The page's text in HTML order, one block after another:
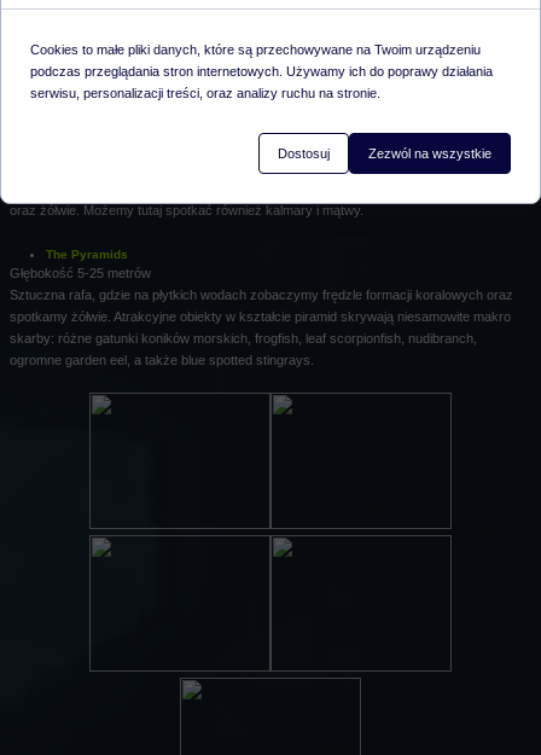
okazjonalnie barakudy.
Lokalną łódką Junkung w kilka minut dotrzesz na miejsce. Pionowa ściana gęsto
oraz żółwie. Możemy tutaj spotkać również kalmary i mątwy.
The Pyramids
Głębokość 5-25 metrów
Sztuczna rafa, gdzie na płytkich wodach zobaczymy frędzle formacji koralowych oraz
spotkamy żółwie. Atrakcyjne obiekty w kształcie piramid skrywają niesamowite makro
skarby: różne gatunki koników morskich, frogfish, leaf scorpionfish, nudibranch,
ogromne garden eel, a także blue spotted stingrays.
Cookies to małe pliki danych, które są przechowywane na Twoim urządzeniu
podczas przeglądania stron internetowych. Używamy ich do poprawy działania
serwisu, personalizacji treści, oraz analizy ruchu na stronie.
Dostosuj Zezwól na wszystkie